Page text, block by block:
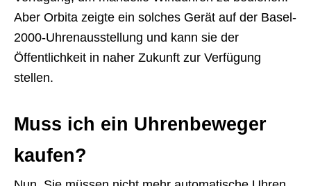
Aber Orbita zeigte ein solches Gerät auf der Basel-
2000-Uhrenausstellung und kann sie der
Öffentlichkeit in naher Zukunft zur Verfügung
stellen.
Muss ich ein Uhrenbeweger
kaufen?